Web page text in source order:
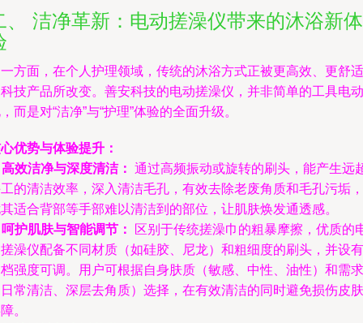
、 洁净革新：电动搓澡仪带来的沐浴新体
方面，在个人护理领域，传统的沐浴方式正被更高效、更舒适
技产品所改变。善安科技的电动搓澡仪，并非简单的工具电动
而是对“洁净”与“护理”体验的全面升级。
优势与体验提升：
高效洁净与深度清洁： 通过高频振动或旋转的刷头，能产生远
的清洁效率，深入清洁毛孔，有效去除老废角质和毛孔污垢，
适合背部等手部难以清洁到的部位，让肌肤焕发通透感。
呵护肌肤与智能调节：
区别于传统搓澡巾的粗暴摩擦，优质的
澡仪配备不同材质（如硅胶、尼龙）和粗细度的刷头，并设有
强度可调。用户可根据自身肤质（敏感、中性、油性）和需求
常清洁、深层去角质）选择，在有效清洁的同时避免损伤皮肤
。